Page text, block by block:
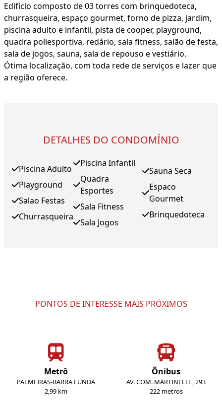
Edifício composto de 03 torres com brinquedoteca,
churrasqueira, espaço gourmet, forno de pizza, jardim,
piscina adulto e infantil, pista de cooper, playground,
quadra poliesportiva, redário, sala fitness, salão de festa,
sala de jogos, sauna, sala de repouso e vestiário.
Ótima localização, com toda rede de serviços e lazer que
a região oferece.
DETALHES DO CONDOMÍNIO
Piscina Adulto
Playground
Salao Festas
Churrasqueira
Piscina Infantil
Quadra
Esportes
Sala Fitness
Sala Jogos
Sauna Seca
Espaco
Gourmet
Brinquedoteca
PONTOS DE INTERESSE MAIS PRÓXIMOS
Metrô
PALMEIRAS-BARRA FUNDA
2,99 km
Ônibus
AV. COM. MARTINELLI , 293
222 metros